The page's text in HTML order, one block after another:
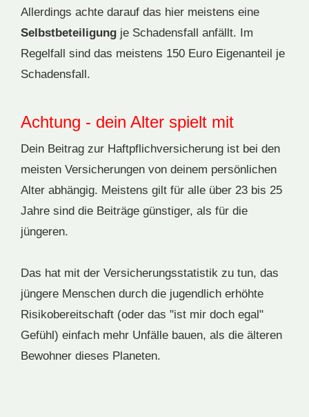
Allerdings achte darauf das hier meistens eine
Selbstbeteiligung je Schadensfall anfällt. Im
Regelfall sind das meistens 150 Euro Eigenanteil je
Schadensfall.
Achtung - dein Alter spielt mit
Dein Beitrag zur Haftpflichversicherung ist bei den
meisten Versicherungen von deinem persönlichen
Alter abhängig. Meistens gilt für alle über 23 bis 25
Jahre sind die Beiträge günstiger, als für die
jüngeren.
Das hat mit der Versicherungsstatistik zu tun, das
jüngere Menschen durch die jugendlich erhöhte
Risikobereitschaft (oder das "ist mir doch egal"
Gefühl) einfach mehr Unfälle bauen, als die älteren
Bewohner dieses Planeten.